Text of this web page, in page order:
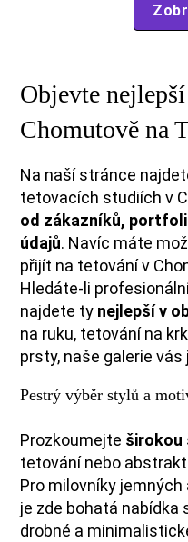
Objevte
Chomutově na
Na naší stránce
tetovacích studiích v
od zákazníků,
údajů. Navíc máte
přijít na tetování v
Hledáte-li
najdete ty nejlepší v
na ruku, tetování na
prsty, naše galerie
Pestrý výběr stylů a
Prozkoumejte širokou
tetování nebo
Pro milovníky
je zde bohatá
drobné a